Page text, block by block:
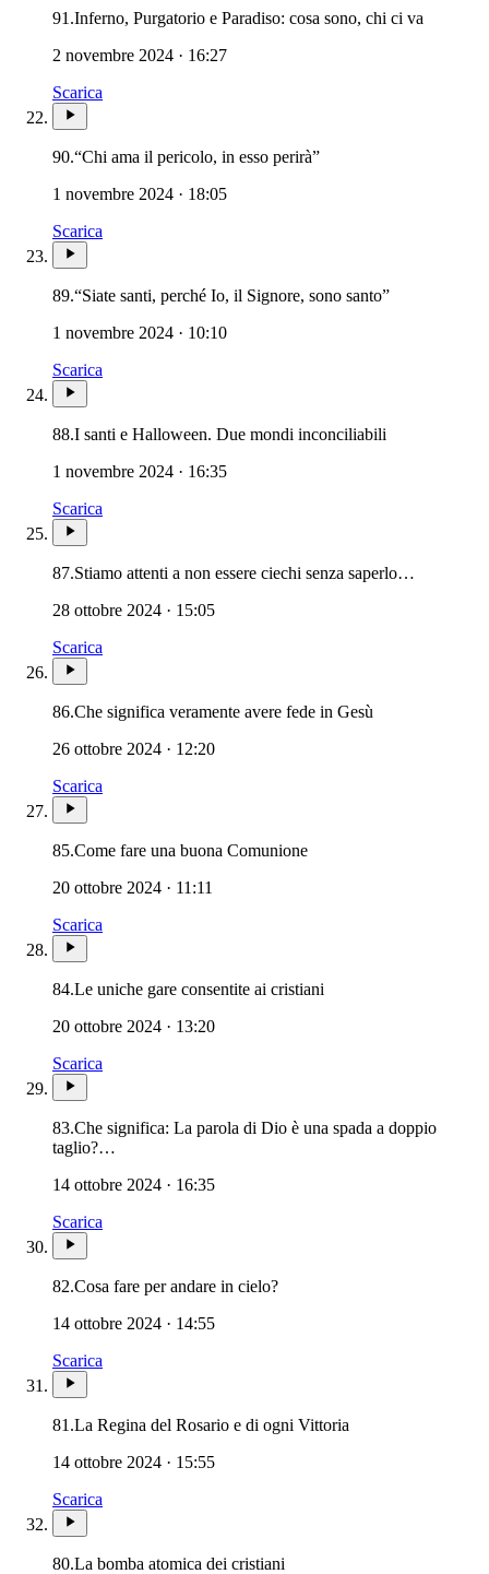
91.Inferno, Purgatorio e Paradiso: cosa sono, chi ci va
2 novembre 2024 · 16:27
Scarica
90.“Chi ama il pericolo, in esso perirà”
1 novembre 2024 · 18:05
Scarica
89.“Siate santi, perché Io, il Signore, sono santo”
1 novembre 2024 · 10:10
Scarica
88.I santi e Halloween. Due mondi inconciliabili
1 novembre 2024 · 16:35
Scarica
87.Stiamo attenti a non essere ciechi senza saperlo…
28 ottobre 2024 · 15:05
Scarica
86.Che significa veramente avere fede in Gesù
26 ottobre 2024 · 12:20
Scarica
85.Come fare una buona ComunioneEucaristia · Santissima
20 ottobre 2024 · 11:11
Scarica
84.Le uniche gare consentite ai cristiani
20 ottobre 2024 · 13:20
Scarica
83.Che significa: La parola di Dio è una spada a doppio
taglio?…
14 ottobre 2024 · 16:35
Scarica
82.Cosa fare per andare in cielo?
14 ottobre 2024 · 14:55
Scarica
81.La Regina del Rosario e di ogni Vittoria
14 ottobre 2024 · 15:55
Scarica
80.La bomba atomica dei cristiani